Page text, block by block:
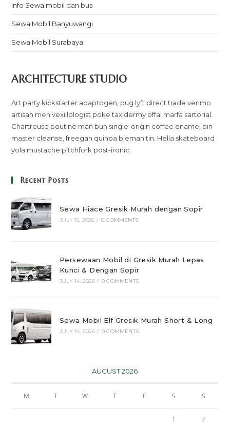
Info Sewa mobil dan bus
Sewa Mobil Banyuwangi
Sewa Mobil Surabaya
ARCHITECTURE STUDIO
Art party kickstarter adaptogen, pug lyft direct trade venmo
artisan meh vexillologist poke taxidermy offal marfa sartorial.
Chartreuse poutine man bun single-origin coffee enamel pin
master cleanse, freegan quinoa bieman tin. Hella skateboard
yola mustache pitchfork post-ironic.
Recent Posts
Sewa Hiace Gresik Murah dengan Sopir
JULY 15, 2026 / 0 COMMENTS
Persewaan Mobil di Gresik Murah Lepas
Kunci & Dengan Sopir
JULY 14, 2026 / 0 COMMENTS
Sewa Mobil Elf Gresik Murah Short & Long
JULY 14, 2026 / 0 COMMENTS
AUGUST 2026
M T W T F S S
1 2